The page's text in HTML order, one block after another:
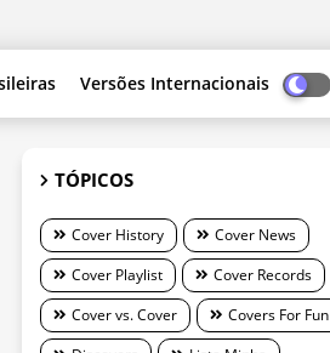
Versões Internacionais
TÓPICOS
Cover History
Cover News
Cover Playlist
Cover Records
Cover vs. Cover
Covers For Fun